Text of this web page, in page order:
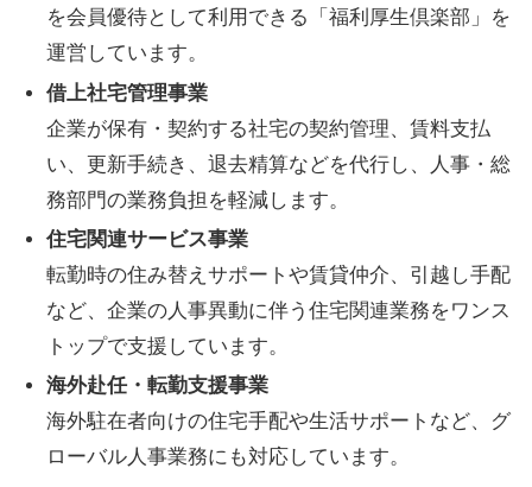
を会員優待として利用できる「福利厚生倶楽部」を
運営しています。
借上社宅管理事業
企業が保有・契約する社宅の契約管理、賃料支払
い、更新手続き、退去精算などを代行し、人事・総
務部門の業務負担を軽減します。
住宅関連サービス事業
転勤時の住み替えサポートや賃貸仲介、引越し手配
など、企業の人事異動に伴う住宅関連業務をワンス
トップで支援しています。
海外赴任・転勤支援事業
海外駐在者向けの住宅手配や生活サポートなど、グ
ローバル人事業務にも対応しています。